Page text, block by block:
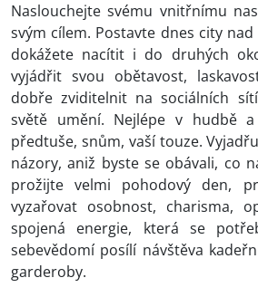
Naslouchejte svému vnitřnímu
svým cílem. Postavte dnes city
dokážete nacítit i do druhých
vyjádřit svou obětavost,
dobře zviditelnit na sociálních
světě umění. Nejlépe v hudbě
předtuše, snům, vaší touze.
názory, aniž byste se obávali, co
prožijte velmi pohodový den,
vyzařovat osobnost, charisma,
spojená energie, která se
sebevědomí posílí návštěva
garderoby.